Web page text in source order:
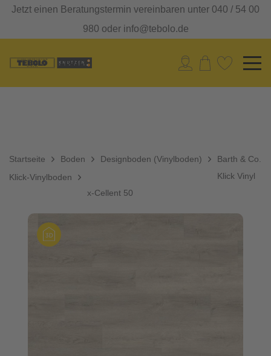
Jetzt einen Beratungstermin vereinbaren unter 040 / 54 00
980 oder info@tebolo.de
Startseite Boden
Designboden (Vinylboden)
Klick-Vinylboden
Barth & Co.
Klick Vinyl
x-Cellent 50